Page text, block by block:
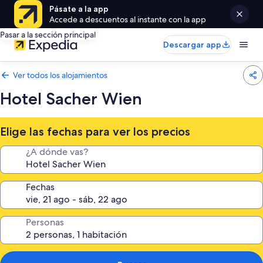
Pásate a la app
Accede a descuentos al instante con la app
Pasar a la sección principal
Descargar app
Ver todos los alojamientos
Hotel Sacher Wien
Elige las fechas para ver los precios
¿A dónde vas?
Fechas
Personas